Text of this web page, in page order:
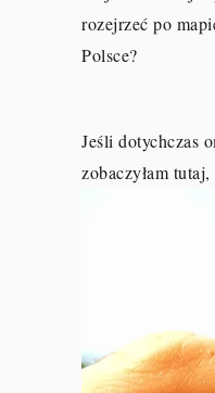
rozejrzeć po
Polsce?
Jeśli dotychczas
zobaczyłam